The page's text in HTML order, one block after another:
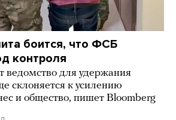
боится, что ФСБ
контроля
ведомство для удержания
склоняется к усилению
и общество, пишет Bloomberg